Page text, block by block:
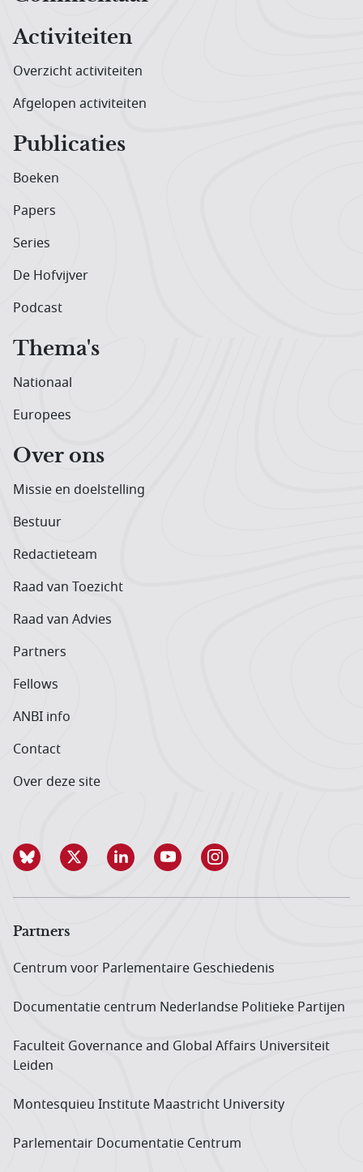
Activiteiten
Overzicht activiteiten
Afgelopen activiteiten
Publicaties
Boeken
Papers
Series
De Hofvijver
Podcast
Thema's
Nationaal
Europees
Over ons
Missie en doelstelling
Bestuur
Redactieteam
Raad van Toezicht
Raad van Advies
Partners
Fellows
ANBI info
Contact
Over deze site
Partners
Centrum voor Parlementaire Geschiedenis
Documentatie centrum Neder­landse Politieke Partijen
Faculteit Governance and Global Affairs Universiteit
Leiden
Montesquieu Institute Maastricht University
Parlementair Documentatie Centrum